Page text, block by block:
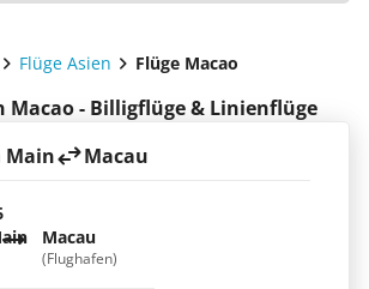
Flüge Asien Flüge Macao
Macao - Billigflüge & Linienflüge
Main
Macau
Macau
(Flughafen)